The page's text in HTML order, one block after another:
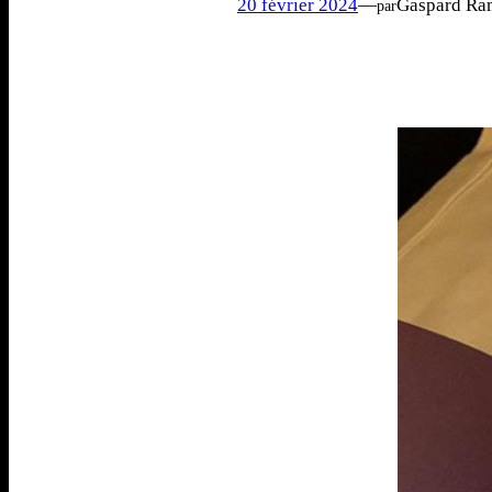
20 février 2024—parGaspard